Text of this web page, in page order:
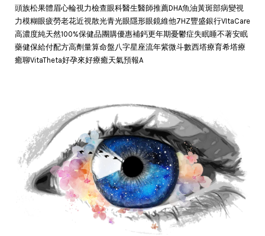
頭族松果體眉心輪視力檢查眼科醫生醫師推薦DHA魚油黃斑部病變視
力模糊眼疲勞老花近視散光青光眼隱形眼鏡維他7HZ豐盛銀行VItaCare
高濃度純天然100%保健品團購優惠補鈣更年期憂鬱症失眠睡不著安眠
藥健保給付配方高劑量算命盤八字星座流年紫微斗數西塔療育希塔療
癒聊VitaTheta好孕來好療癒天氣預報A